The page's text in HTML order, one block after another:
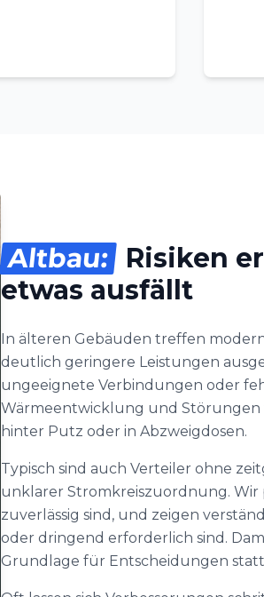
Altbau: Risiken
etwas ausfällt
In älteren Gebäuden treffen
deutlich geringere Leistungen
ungeeignete Verbindungen oder
Wärmeentwicklung und
hinter Putz oder in Abzweigdosen.
Typisch sind auch Verteiler ohne
unklarer Stromkreiszuordnung.
zuverlässig sind, und zeigen
oder dringend erforderlich sind.
Grundlage für Entscheidungen